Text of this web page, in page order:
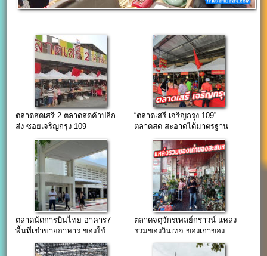
ตลาดสดเสรี 2 ตลาดสดค้าปลีก-
ส่ง ซอยเจริญกรุง 109
“ตลาดเสรี เจริญกรุง 109”
ตลาดสด-สะอาดได้มาตรฐาน
หลัง รพ.เจริญกรุงประชารักษ์
ตลาดนัดการบินไทย อาคาร7
พื้นที่เช่าขายอาหาร ของใช้
เสื้อผ้า ทำเลพนักงานการบินไทย
ตลาดจตุจักรเพลย์กราวน์ แหล่ง
รวมของวินเทจ ของเก่าของ
โบราณ แหล่งใหญ่ใจกลางเมือง